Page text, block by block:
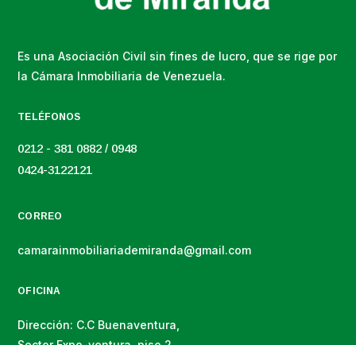
Es una Asociación Civil sin fines de lucro, que se rige por
la Cámara Inmobiliaria de Venezuela.
TELÉFONOS
0212 - 381 0882 / 0948
0424-3122121
CORREO
camarainmobiliariademiranda@gmail.com
OFICINA
Dirección: C.C Buenaventura,